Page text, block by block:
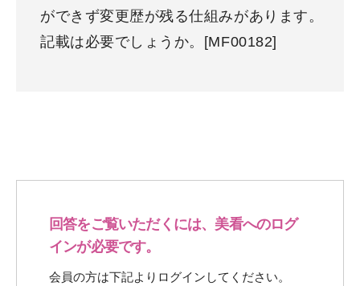
ができず変更歴が残る仕組みがあります。
記載は必要でしょうか。[MF00182]
回答をご覧いただくには、美看へのログ
インが必要です。
会員の方は下記よりログインしてください。